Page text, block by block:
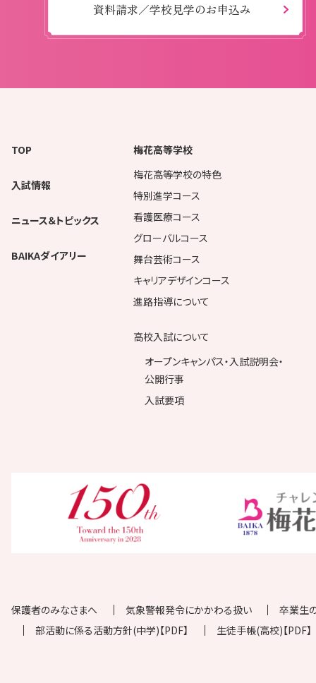
資料請求／学校見学のお申込み
TOP
入試情報
ニュース＆トピックス
BAIKAダイアリー
梅花高等学校
梅花高等学校の特色
特別進学コース
看護医療コース
グローバルコース
舞台芸術コース
キャリアデザインコース
進路指導について
高校入試について
オープンキャンパス・入試説明会・
公開行事
入試要項
保護者のみなさまへ 気象警報発令にかかわる扱い
卒業生
部活動に係る活動方針(中学)【PDF】
生徒手帳(高校)【PDF】